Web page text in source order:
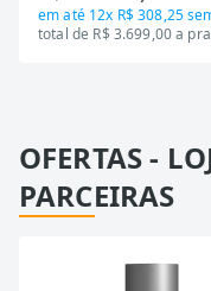
em até 12x R$ 308,25
total de R$ 3.699,00 a
OFERTAS -
PARCEIRAS